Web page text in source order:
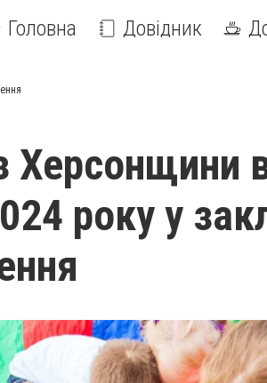
Головна Довідник
Херсонщини
року у